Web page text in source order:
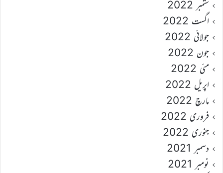
ستمبر 2022
اگست 2022
جولائی 2022
جون 2022
مئی 2022
اپریل 2022
مارچ 2022
فروری 2022
جنوری 2022
دسمبر 2021
نومبر 2021